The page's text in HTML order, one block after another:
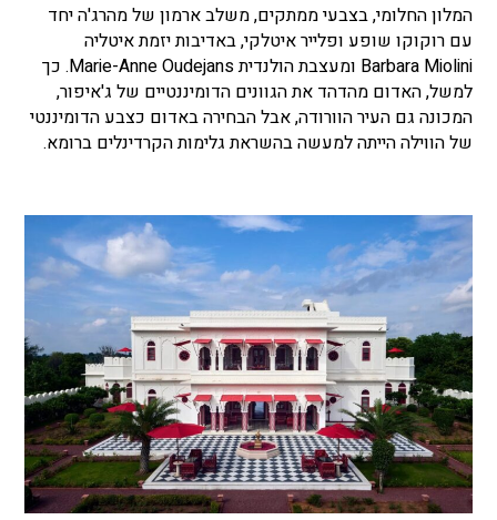
המלון החלומי, בצבעי ממתקים, משלב ארמון של מהרג'ה יחד
עם רוקוקו שופע ופלייר איטלקי, באדיבות יזמת איטליה
Barbara Miolini ומעצבת הולנדית Marie-Anne Oudejans. כך
למשל, האדום מהדהד את הגוונים הדומיננטיים של ג'איפור,
המכונה גם העיר הוורודה, אבל הבחירה באדום כצבע הדומיננטי
של הווילה הייתה למעשה בהשראת גלימות הקרדינלים ברומא.